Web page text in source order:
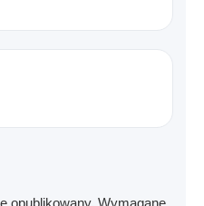
opublikowany. Wymagane